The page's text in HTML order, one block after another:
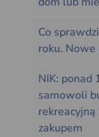
Co
roku. Nowe
NIK: ponad
samowoli
zakupem